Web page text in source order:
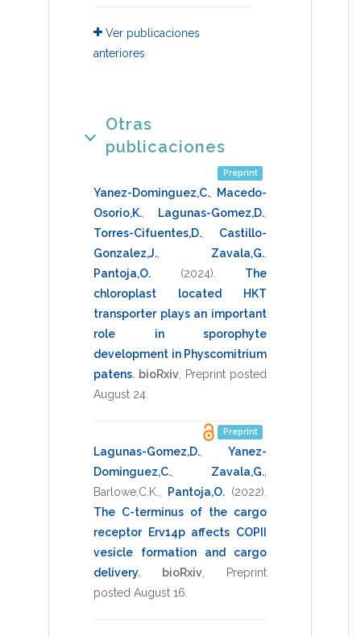
Ver publicaciones
anteriores
Otras
publicaciones
Preprint
Yanez-Dominguez,C.
Macedo-
Osorio,K.
Lagunas-Gomez,D.
Torres-Cifuentes,D.
Castillo-
Gonzalez,J.
Zavala,G.
Pantoja,O.
(2024)
The
chloroplast located HKT
transporter plays an important
role in sporophyte
development in Physcomitrium
patens. bioRxiv Preprint posted
August 24
Preprint
Lagunas-Gomez,D.
Yanez-
Dominguez,C.
Zavala,G.
Barlowe,C.K.
Pantoja,O. (2022)
The C-terminus of the cargo
receptor Erv14p affects COPII
vesicle formation and cargo
delivery. bioRxiv
Preprint
posted August 16